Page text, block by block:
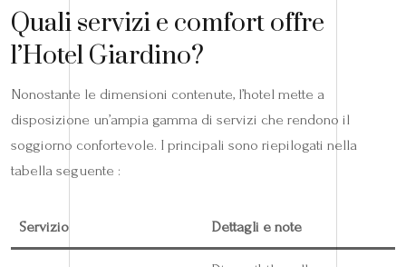
Quali servizi e comfort offre
l’Hotel Giardino?
Nonostante le dimensioni contenute, l’hotel mette a
disposizione un’ampia gamma di servizi che rendono il
soggiorno confortevole. I principali sono riepilogati nella
tabella seguente :
Servizio Dettagli e note